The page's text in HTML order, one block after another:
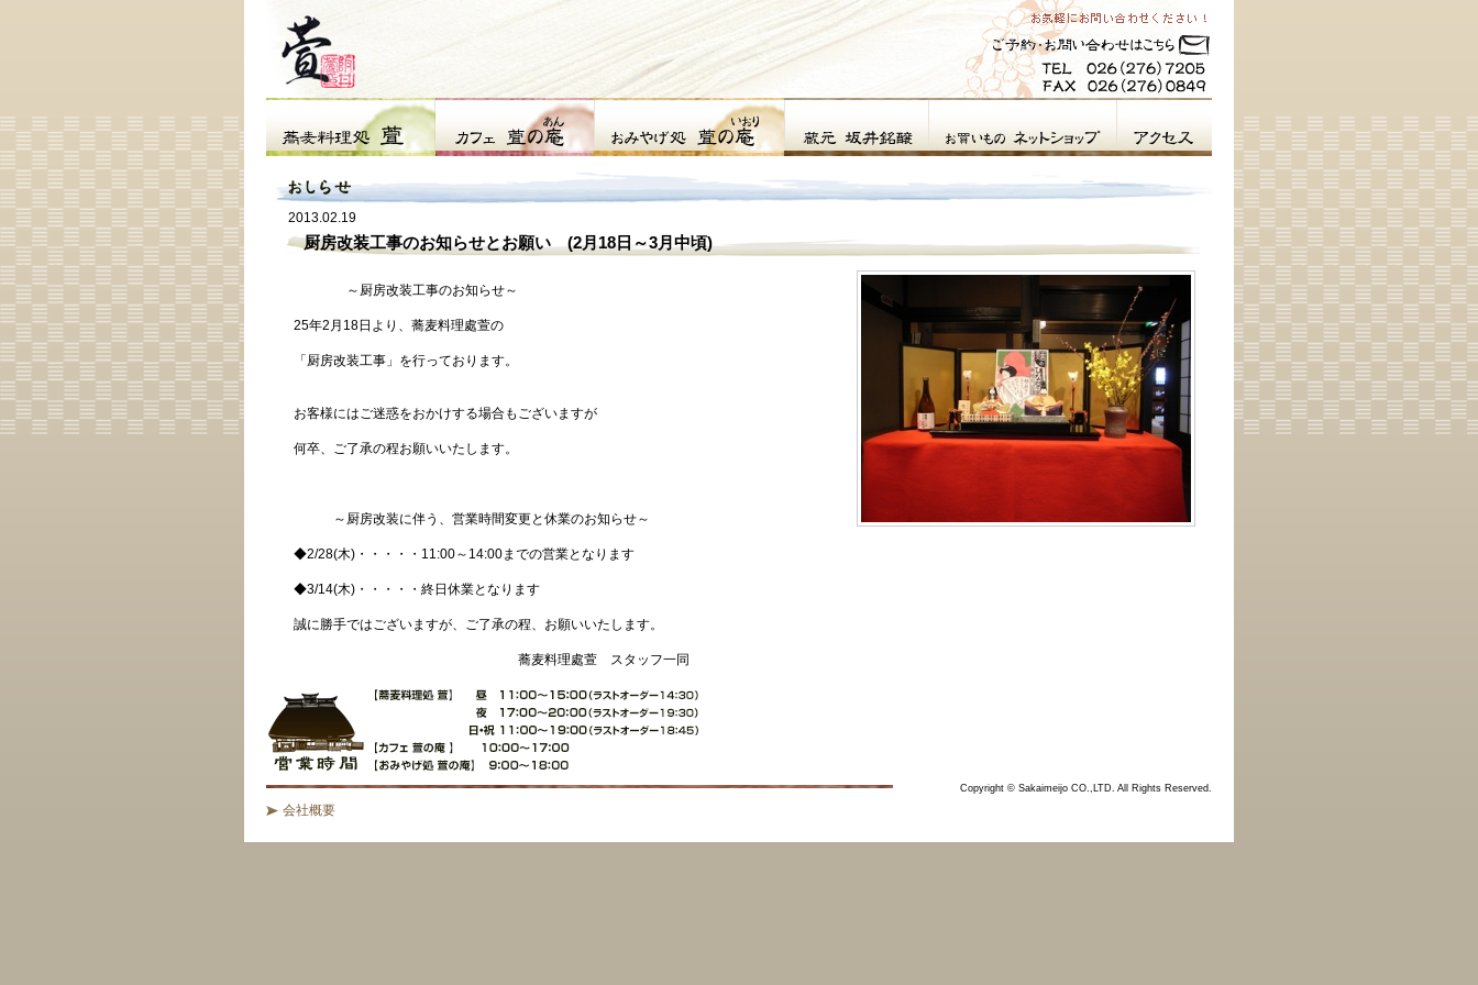
2013.02.19
厨房改装工事のお知らせとお願い (2月18日～3月中頃)
～厨房改装工事のお知らせ～
25年2月18日より、蕎麦料理處萱の
「厨房改装工事」を行っております。
お客様にはご迷惑をおかけする場合もございますが
何卒、ご了承の程お願いいたします。
～厨房改装に伴う、営業時間変更と休業のお知らせ～
◆2/28(木)・・・・・11:00～14:00までの営業となります
◆3/14(木)・・・・・終日休業となります
誠に勝手ではございますが、ご了承の程、お願いいたします。
蕎麦料理處萱 スタッフ一同
Copyright © Sakaimeijo CO.,LTD. All Rights Reserved.
会社概要